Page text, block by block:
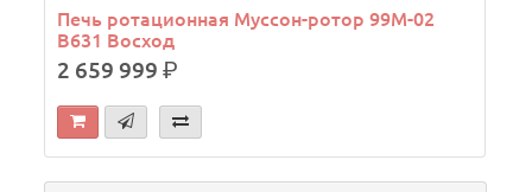
Печь ротационная Муссон-ротор 99М-02
В631 Восход
2 659 999р.